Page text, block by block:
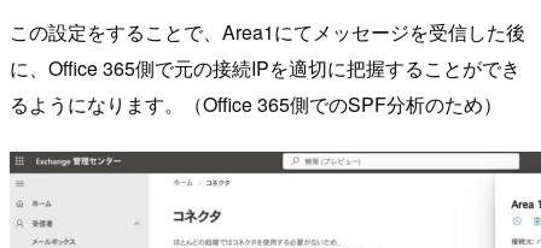
この設定をすることで、Area1にてメッセージを受信した後
に、Office 365側で元の接続IPを適切に把握することができ
るようになります。（Office 365側でのSPF分析のため）